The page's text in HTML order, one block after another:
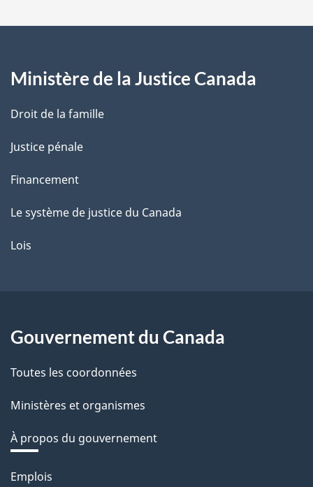
a
e
Ministère de la Justice Canada
Droit de la famille
Justice pénale
Financement
Le système de justice du Canada
Lois
Gouvernement du Canada
Toutes les coordonnées
Ministères et organismes
À propos du gouvernement
Thèmes
Emplois